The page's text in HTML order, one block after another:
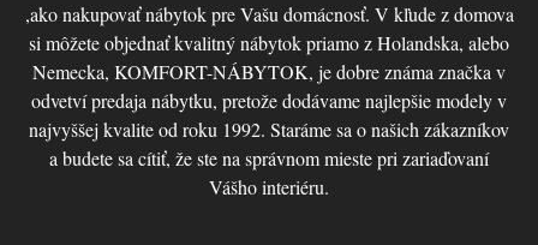
,ako nakupovať nábytok pre Vašu domácnosť. V kľude z domova
si môžete objednať kvalitný nábytok priamo z Holandska, alebo
Nemecka, KOMFORT-NÁBYTOK, je dobre známa značka v
odvetví predaja nábytku, pretože dodávame najlepšie modely v
najvyššej kvalite od roku 1992. Staráme sa o našich zákazníkov
a budete sa cítiť, že ste na správnom mieste pri zariaďovaní
Vášho interiéru.